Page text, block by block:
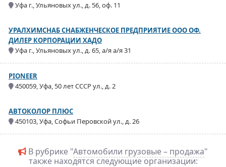
Уфа г., Ульяновых ул., д. 56, оф. 11
УРАЛХИМСНАБ СНАБЖЕНЧЕСКОЕ ПРЕДПРИЯТИЕ ООО ОФ.
ДИЛЕР КОРПОРАЦИИ XАДО
Уфа г., Ульяновых ул., д. 65, а/я а/я 31
PIONEER
450059, Уфа, 50 лет СССР ул., д. 2
АВТОКОЛОР ПЛЮС
450103, Уфа, Софьи Перовской ул., д. 26
В рубрике "Автомобили грузовые – продажа"
также находятся следующие организации: